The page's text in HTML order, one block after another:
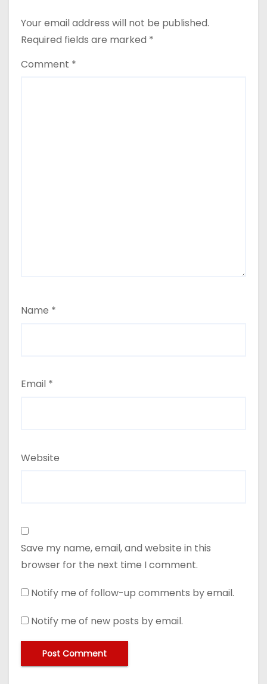
Your email address will not be published.
Required fields are marked *
Comment *
Name *
Email *
Website
Save my name, email, and website in this
browser for the next time I comment.
Notify me of follow-up comments by email.
Notify me of new posts by email.